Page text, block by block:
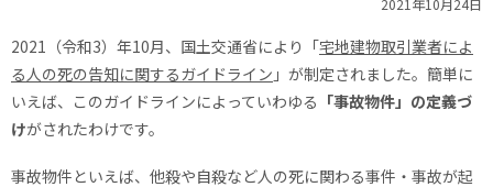
2021年10月24日
2021（令和3）年10月、国土交通省により「宅地建物取引業者によ
る人の死の告知に関するガイドライン 」が制定されました。簡単に
いえば、このガイドラインによっていわゆる 「事故物件」の定義づ
けがされたわけです。
事故物件といえば、他殺や自殺など人の死に関わる事件・事故が起